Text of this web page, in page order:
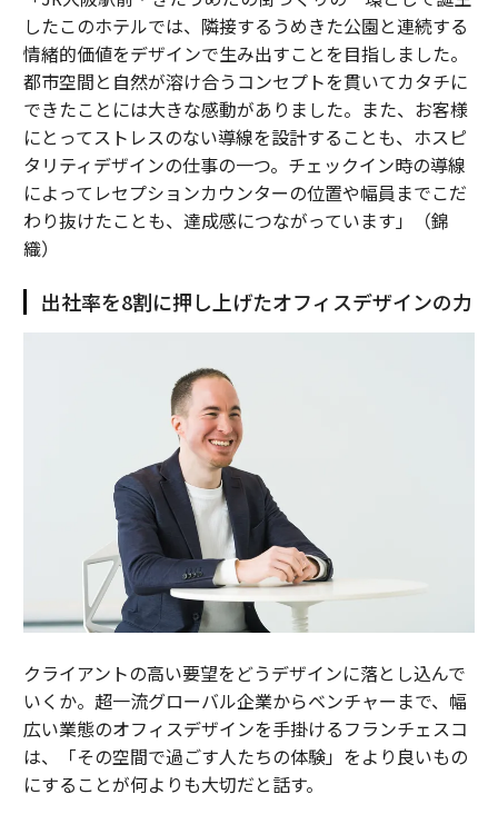
したこのホテルでは、隣接するうめきた公園と連続する
情緒的価値をデザインで生み出すことを目指しました。
都市空間と自然が溶け合うコンセプトを貫いてカタチに
できたことには大きな感動がありました。また、お客様
にとってストレスのない導線を設計することも、ホスピ
タリティデザインの仕事の一つ。チェックイン時の導線
によってレセプションカウンターの位置や幅員までこだ
わり抜けたことも、達成感につながっています」（錦
織）
出社率を8割に押し上げたオフィスデザインの力
クライアントの高い要望をどうデザインに落とし込んで
いくか。超一流グローバル企業からベンチャーまで、幅
広い業態のオフィスデザインを手掛けるフランチェスコ
は、「その空間で過ごす人たちの体験」をより良いもの
にすることが何よりも大切だと話す。